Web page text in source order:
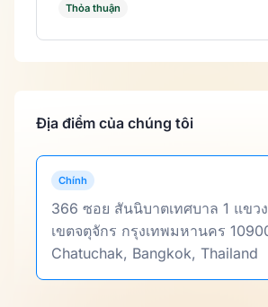
Thỏa thuận
Địa điểm của chúng tôi
Chính
366 ซอย สันนิบาตเทศบาล 1 แขว
เขตจตุจักร กรุงเทพมหานคร
Chatuchak, Bangkok, Thailand